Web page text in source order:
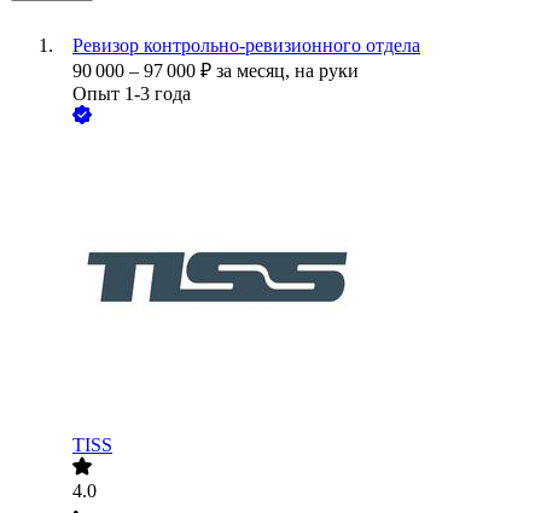
Ревизор контрольно-ревизионного отдела
90 000 – 97 000 ₽ за месяц, на руки
Опыт 1-3 года
TISS
4.0